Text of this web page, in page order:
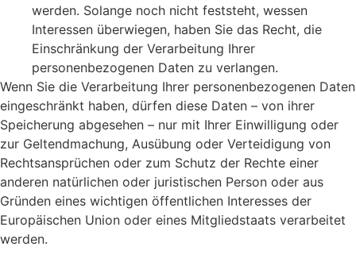
werden. Solange noch nicht feststeht, wessen
Interessen überwiegen, haben Sie das Recht, die
Einschränkung der Verarbeitung Ihrer
personenbezogenen Daten zu verlangen.
Wenn Sie die Verarbeitung Ihrer personenbezogenen Daten
eingeschränkt haben, dürfen diese Daten – von ihrer
Speicherung abgesehen – nur mit Ihrer Einwilligung oder
zur Geltendmachung, Ausübung oder Verteidigung von
Rechtsansprüchen oder zum Schutz der Rechte einer
anderen natürlichen oder juristischen Person oder aus
Gründen eines wichtigen öffentlichen Interesses der
Europäischen Union oder eines Mitgliedstaats verarbeitet
werden.